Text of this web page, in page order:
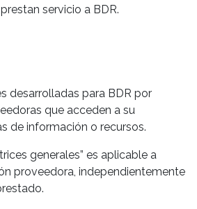
servicio a BDR.
desarrolladas para BDR por
que acceden a su
de información o recursos.
generales” es aplicable a
proveedora, independientemente